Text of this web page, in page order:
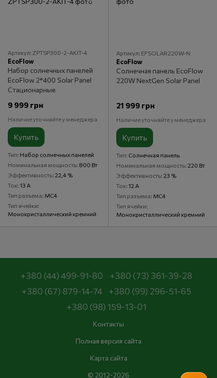
Артикул: ZPTSP300-2-AKIT-4
EcoFlow
Набор солнечных панелей
EcoFlow 2*400 Solar Panel
Стационарные
9 999 грн
Наличие уточняйте у менеджера
Купить
Тип Набор солнечных панелей
Номинальная мощность 800 Вт
Эффективность 22,4 %
Ток 13 А
Тип разъема MC4
Тип ячейки
Монокристаллический кремний
Артикул: EFSOLAR220W-N
EcoFlow
Солнечная панель EcoFlow
220W NextGen Solar Panel
21 999 грн
Наличие уточняйте у менеджера
Купить
Тип Солнечная панель
Номинальная мощность 220 Вт
Эффективность 23 %
Ток 12 А
Тип разъема MC4
Тип ячейки
Монокристаллический кремний
+380 (44) 499-91-80
+380 (73) 361-39-28
+380 (67) 879-14-74
+380 (99) 296-51-65
+380 (98) 159-13-01
Контакты
Полная версия сайта
Карта сайта
© 2012-2026